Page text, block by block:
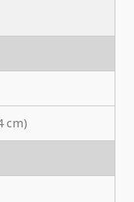
cm)